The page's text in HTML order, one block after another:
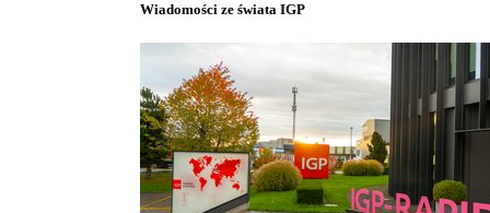
Wiadomości ze świata IGP